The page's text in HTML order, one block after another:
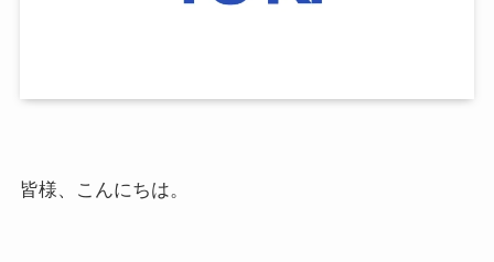
皆様、こんにちは。